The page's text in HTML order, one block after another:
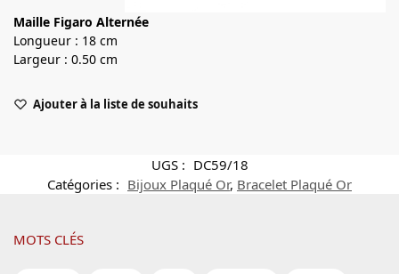
Maille Figaro Alternée
Longueur : 18 cm
Largeur : 0.50 cm
Ajouter à la liste de souhaits
UGS : DC59/18
Catégories : Bijoux Plaqué Or, Bracelet Plaqué Or
MOTS CLÉS